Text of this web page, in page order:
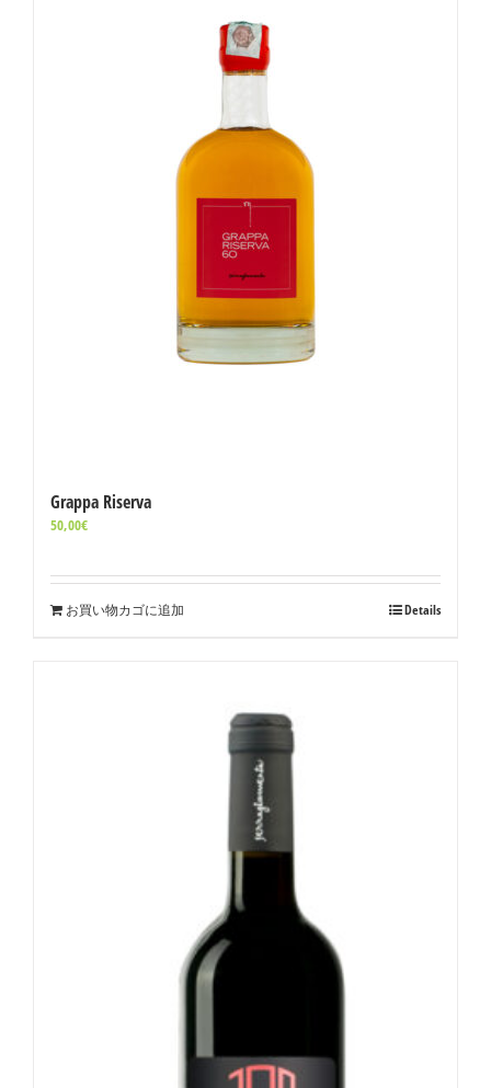
Grappa Riserva
50,00€
お買い物カゴに追加 Details